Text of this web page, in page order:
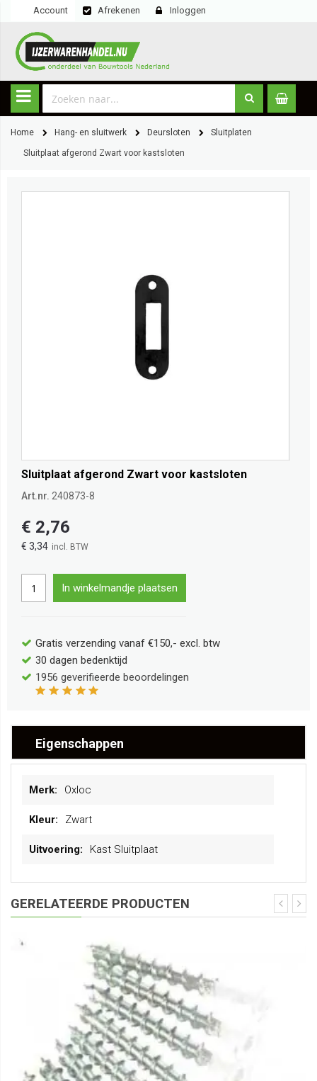
Account Afrekenen Inloggen
Home Hang- en sluitwerk Deursloten Sluitplaten
Sluitplaat afgerond Zwart voor kastsloten
Sluitplaat afgerond Zwart voor kastsloten
Art.nr. 240873-8
€ 3,34
€ 2,76
In winkelmandje plaatsen
Gratis verzending vanaf €150,- excl. btw
30 dagen bedenktijd
1956 geverifieerde beoordelingen
Eigenschappen
Oxloc
Zwart
Kast Sluitplaat
GERELATEERDE PRODUCTEN